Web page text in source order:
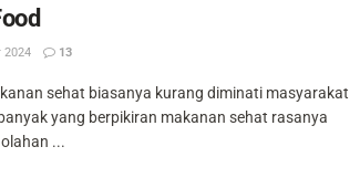
2024 13
sehat biasanya kurang diminati masyarakat
yang berpikiran makanan sehat rasanya
...